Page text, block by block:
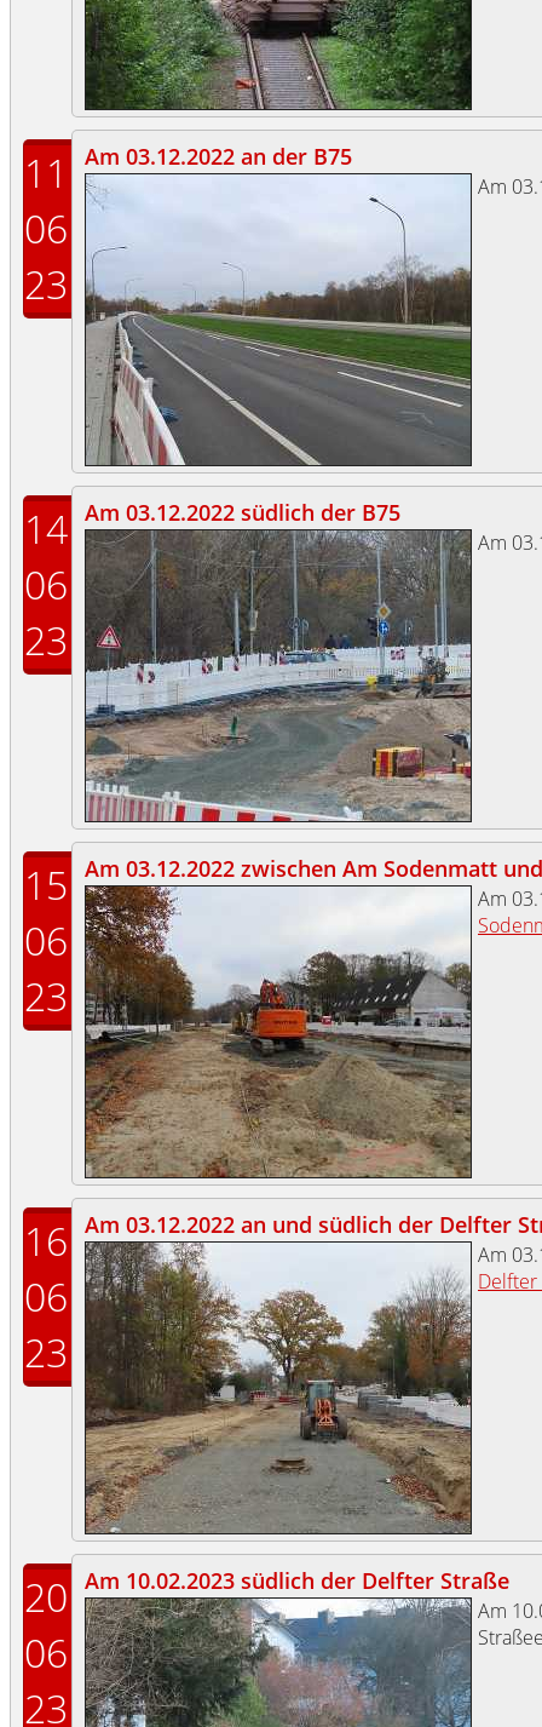
11
06
23
Am 03.12.2022 an der B75
Am
14
06
23
Am 03.12.2022 südlich der B75
Am
15
06
23
Am 03.12.2022 zwischen Am Sodenmatt
Am
16
06
23
Am 03.12.2022 an und südlich der Delfter
Am
Delfter
20
06
23
Am 10.02.2023 südlich der Delfter Straße
Am